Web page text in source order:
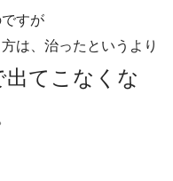
すが
は、治ったというより
出てこなくな